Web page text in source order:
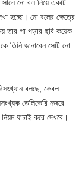
নো বল নিয়ে একটি
হচ্ছে। নো বলের ক্ষেত্রে
তার পা পড়ার ছবি কয়েক
তিনি জানাবেন সেটি নো
বলছে, কেবল
ডেলিভেরি নজরে
যাচাই করে দেখবে।